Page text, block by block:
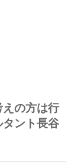
の方は行
ント長谷